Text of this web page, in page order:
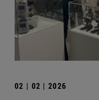
02 | 02 | 2026